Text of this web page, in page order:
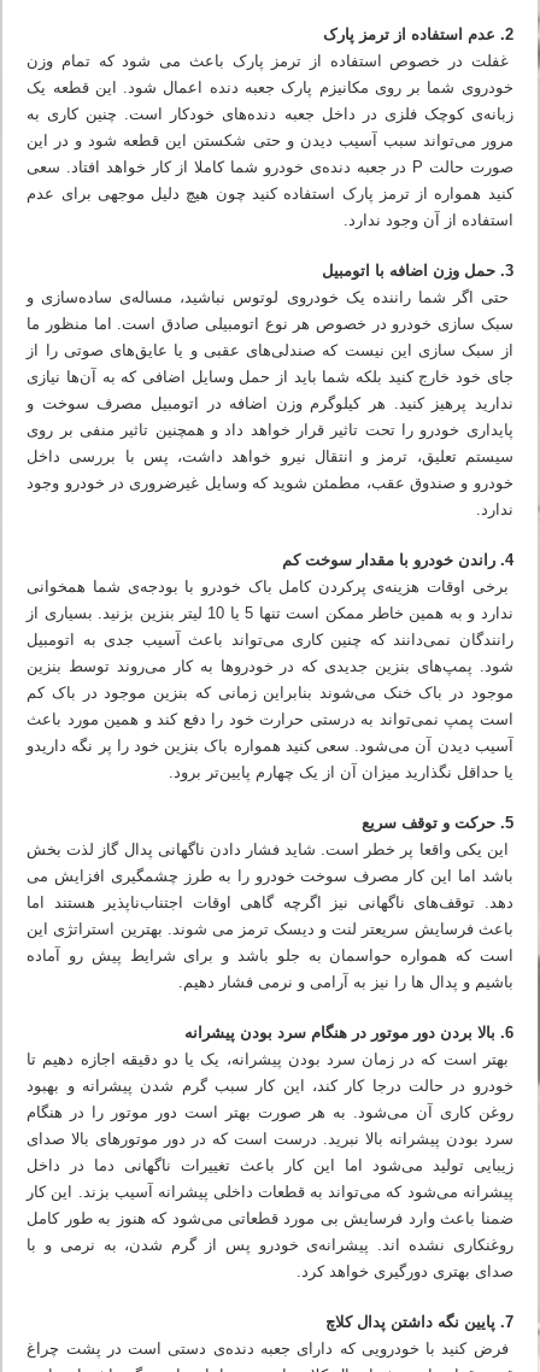
2. عدم استفاده از ترمز پارک
غفلت در خصوص استفاده از ترمز پارک باعث می شود که تمام وزن
خودروی شما بر روی مکانیزم پارک جعبه دنده اعمال شود. این قطعه یک
زبانه‌ی کوچک فلزی در داخل جعبه دنده‌های خودکار است. چنین کاری به
مرور می‌تواند سبب آسیب دیدن و حتی شکستن این قطعه شود و در این
صورت حالت P در جعبه دنده‌ی خودرو شما کاملا از کار خواهد افتاد. سعی
کنید همواره از ترمز پارک استفاده کنید چون هیچ دلیل موجهی برای عدم
استفاده از آن وجود ندارد.
3. حمل وزن اضافه با اتومبیل
حتی اگر شما راننده یک خودروی لوتوس نباشید، مساله‌ی ساده‌سازی و
سبک سازی خودرو در خصوص هر نوع اتومبیلی صادق است. اما منظور ما
از سبک سازی این نیست که صندلی‌های عقبی و یا عایق‌های صوتی را از
جای خود خارج کنید بلکه شما باید از حمل وسایل اضافی که به آن‌ها نیازی
ندارید پرهیز کنید. هر کیلوگرم وزن اضافه در اتومبیل مصرف سوخت و
پایداری خودرو را تحت تاثیر قرار خواهد داد و همچنین تاثیر منفی بر روی
سیستم تعلیق، ترمز و انتقال نیرو خواهد داشت، پس با بررسی داخل
خودرو و صندوق عقب، مطمئن شوید که وسایل غیرضروری در خودرو وجود
ندارد.
4. راندن خودرو با مقدار سوخت کم
برخی اوقات هزینه‌ی پرکردن کامل باک خودرو با بودجه‌ی شما همخوانی
ندارد و به همین خاطر ممکن است تنها 5 یا 10 لیتر بنزین بزنید. بسیاری از
رانندگان نمی‌دانند که چنین کاری می‌تواند باعث آسیب جدی به اتومبیل
شود. پمپ‌های بنزین جدیدی که در خودروها به کار می‌روند توسط بنزین
موجود در باک خنک می‌شوند بنابراین زمانی که بنزین موجود در باک کم
است پمپ نمی‌تواند به درستی حرارت خود را دفع کند و همین مورد باعث
آسیب دیدن آن می‌شود. سعی کنید همواره باک بنزین خود را پر نگه داریدو
یا حداقل نگذارید میزان آن از یک چهارم پایین‌تر برود.
5. حرکت و توقف سریع
این یکی واقعا پر خطر است. شاید فشار دادن ناگهانی پدال گاز لذت بخش
باشد اما این کار مصرف سوخت خودرو را به طرز چشمگیری افزایش می
دهد. توقف‌های ناگهانی نیز اگرچه گاهی اوقات اجتناب‌ناپذیر هستند اما
باعث فرسایش سریعتر لنت و دیسک ترمز می شوند. بهترین استراتژی این
است که همواره حواسمان به جلو باشد و برای شرایط پیش رو آماده
باشیم و پدال ها را نیز به آرامی و نرمی فشار دهیم.
6. بالا بردن دور موتور در هنگام سرد بودن پیشرانه
بهتر است که در زمان سرد بودن پیشرانه، یک یا دو دقیقه اجازه دهیم تا
خودرو در حالت درجا کار کند، این کار سبب گرم شدن پیشرانه و بهبود
روغن کاری آن می‌شود. به هر صورت بهتر است دور موتور را در هنگام
سرد بودن پیشرانه بالا نبرید. درست است که در دور موتورهای بالا صدای
زیبایی تولید می‌شود اما این کار باعث تغییرات ناگهانی دما در داخل
پیشرانه می‌شود که می‌تواند به قطعات داخلی پیشرانه آسیب بزند. این کار
ضمنا باعث وارد فرسایش بی مورد قطعاتی می‌شود که هنوز به طور کامل
روغنکاری نشده اند. پیشرانه‌ی خودرو پس از گرم شدن، به نرمی و با
صدای بهتری دورگیری خواهد کرد.
7. پایین نگه داشتن پدال کلاچ
فرض کنید با خودرویی که دارای جعبه دنده‌ی دستی است در پشت چراغ